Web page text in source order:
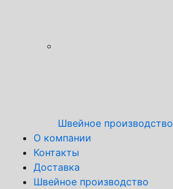
Швейное производство
О компании
Контакты
Доставка
Швейное производство